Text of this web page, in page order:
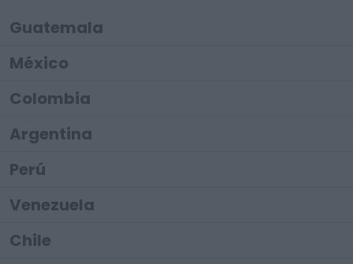
Guatemala
México
Colombia
Argentina
Perú
Venezuela
Chile